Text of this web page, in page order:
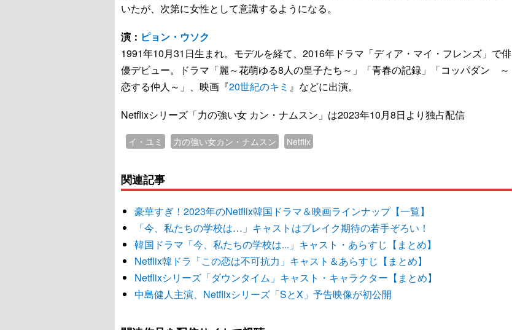
いたが、次第に女性として意識するようになる。
演： ピョン・ウソク
1991年10月31日生まれ。モデルを経て、2016年ドラマ「ディア・マイ・フレンズ」で俳
優デビュー。ドラマ「麗～花萌ゆる8人の皇子たち～」「青春の記録」「コッパダン ～
恋する仲人～」、映画『20世紀のキミ 』などに出演。
Netflixシリーズ「力の強い女 カン・ナムスン」は2023年10月8日より独占配信
イ・ユミ 力の強い女カン・ナムスン Netflix
関連記事
豪華すぎ！2023年のNetflix韓国ドラマ＆映画ラインナップ【一覧】
「今、私たちの学校は…」キャストはブレイク期待の若手ぞろい！
韓国ドラマ「今、私たちの学校は...」キャスト・あらすじ【まとめ】
Netflix韓ドラ「この恋は不可抗力」キャスト＆あらすじ【まとめ】
Netflixシリーズ「ダウンタイム」キャスト・キャラクター【まとめ】
中島健人主演、Netflixシリーズ「SとX」予告映像が初公開